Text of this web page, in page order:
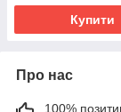
Купити
Про нас
100%